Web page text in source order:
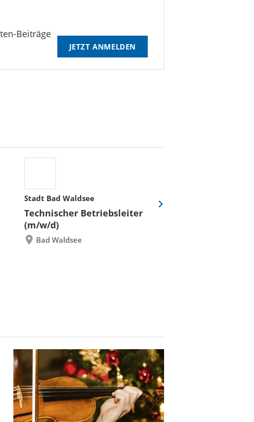
Beiträge
JETZT ANMELDEN
Stadt Bad Waldsee
Technischer Betriebsleiter
(m/w/d)
Bad Waldsee
Eine